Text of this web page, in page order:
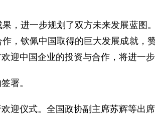
进一步规划了双方未来发展蓝图
，钦佩中国取得的巨大发展成就，
迎中国企业的投资与合作，将进一步
署。
仪式。全国政协副主席苏辉等出席